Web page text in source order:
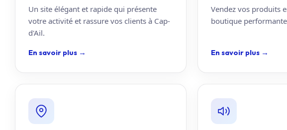
Un site élégant et rapide qui présente
votre activité et rassure vos clients à Cap-
d'Ail.
En savoir plus →
Vendez vos produits
boutique
En savoir plus →